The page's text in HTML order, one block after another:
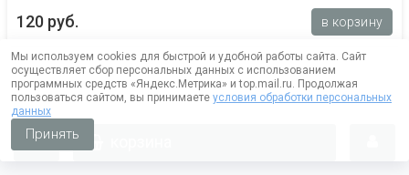
120 руб. в корзину
Мы используем cookies для быстрой и удобной работы сайта. Сайт
осуществляет сбор персональных данных с использованием
программных средств «Яндекс.Метрика» и top.mail.ru. Продолжая
пользоваться сайтом, вы принимаете условия обработки персональных
данных
Принять